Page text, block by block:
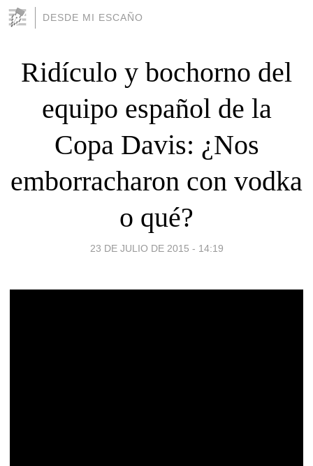
DESDE MI ESCAÑO
Ridículo y bochorno del
equipo español de la
Copa Davis: ¿Nos
emborracharon con vodka
o qué?
23 DE JULIO DE 2015 - 14:19